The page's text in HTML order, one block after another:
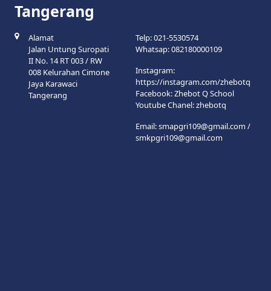
Tangerang
Alamat
Jalan Untung Suropati
II No. 14 RT 003 / RW
008 Kelurahan Cimone
Jaya Karawaci
Tangerang
Telp: 021-5530574
Whatsap: 082180000109
Instagram:
https://instagram.com/zhebotq
Facebook: Zhebot Q School
Youtube Chanel: zhebotq
Email:smapgri109@gmail.com/
smkpgri109@gmail.com